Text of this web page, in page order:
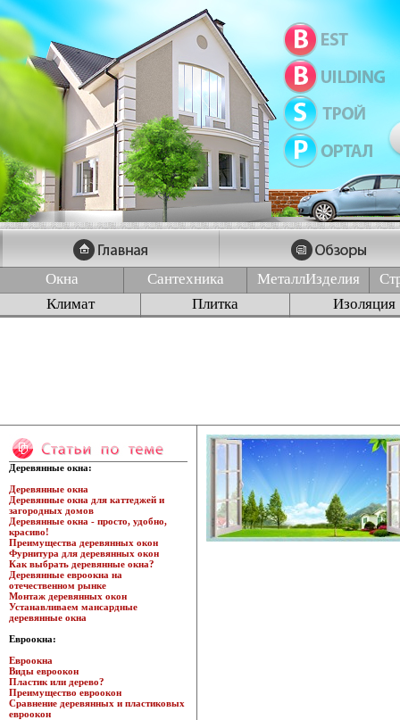
Окна Сантехника МеталлИзделия
Климат
Плитка Изоляция
Деревянные окна:
Деревянные окна
Деревянные окна для каттеджей и
загородных домов
Деревянные окна - просто, удобно,
красиво!
Преимущества деревянных окон
Фурнитура для деревянных окон
Как выбрать деревянные окна?
Деревянные евроокна на
отечественном рынке
Монтаж деревянных окон
Устанавливаем мансардные
деревянные окна
Евроокна:
Евроокна
Виды евроокон
Пластик или дерево?
Преимущество евроокон
Сравнение деревянных и пластиковых
евроокон